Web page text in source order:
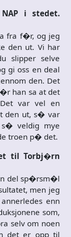
i stedet.
fra f�r, og jeg
den ut. Vi har
slipper selve
gi oss en deal
den. Det
han sa at det
var vel en
den ut, s� var
veldig mye
troen p� det.
til Torbj�rn
del sp�rsm�l
men jeg
enn
som,
selv om noen
det er opp til